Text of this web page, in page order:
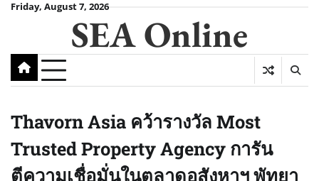
SkipFriday, August 7, 2026
SEA Online
Thavorn Asia คว้ารางวัล Most
Trusted Property Agency การัน
ตีความเชื่อมั่นในตลาดอสังหาฯ พัทยา